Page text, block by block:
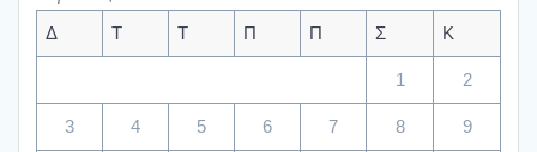
Δ Τ Τ Π Π Σ Κ
1 2
3 4 5 6 7 8 9